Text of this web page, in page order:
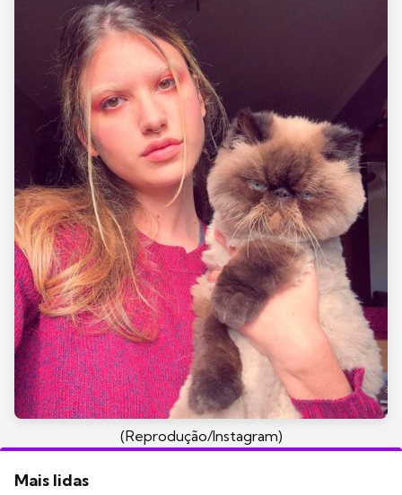
(Reprodução/Instagram)
Mais lidas